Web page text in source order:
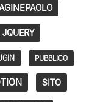
JQUERY
PUBBLICO
SITO